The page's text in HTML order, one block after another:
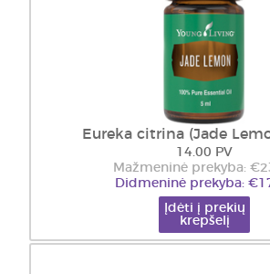
Eureka citrina (Jade
14.00 PV
Mažmeninė prekyba:
Didmeninė prekyba:
Įdėti į prekių
krepšelį